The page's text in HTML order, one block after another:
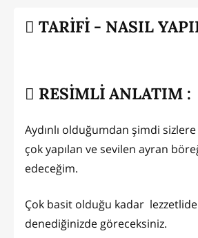
TARİFİ - NASIL
RESİMLİ ANLATIM :
Aydınlı olduğumdan şimdi
çok yapılan ve sevilen ayran
edeceğim.
Çok basit olduğu kadar
denediğinizde göreceksiniz.